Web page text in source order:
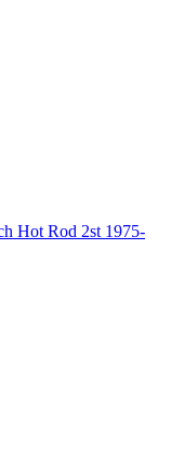
Hot Rod 2st 1975-